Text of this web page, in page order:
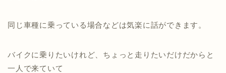
同じ車種に乗っている場合などは気楽に話ができます。
バイクに乗りたいけれど、ちょっと走りたいだけだからと
一人で来ていて